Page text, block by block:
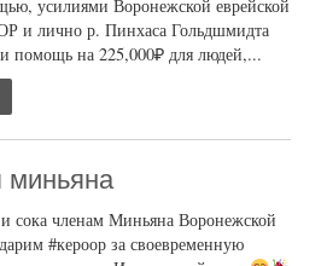
усилиями Воронежской еврейской
и лично р. Пинхаса Гольдшмидта
помощь на 225,000₽ для людей,...
сока членам Миньяна Воронежской
#кероор за своевременную